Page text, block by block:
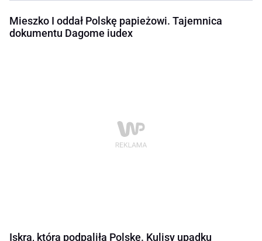
Mieszko I oddał Polskę papieżowi. Tajemnica
dokumentu Dagome iudex
Iskra, która podpaliła Polskę. Kulisy upadku